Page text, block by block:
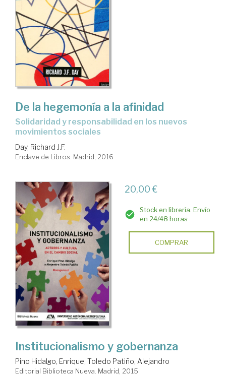
De la hegemonía a la afinidad
solidaridad y responsabilidad en los nuevos
movimientos sociales
Day, Richard J.F.
Enclave de Libros. Madrid, 2016
20,00 €
Stock en librería. Envío
en 24/48 horas
COMPRAR
Institucionalismo y gobernanza
Pino Hidalgo, Enrique; Toledo Patiño, Alejandro
Editorial Biblioteca Nueva. Madrid, 2015